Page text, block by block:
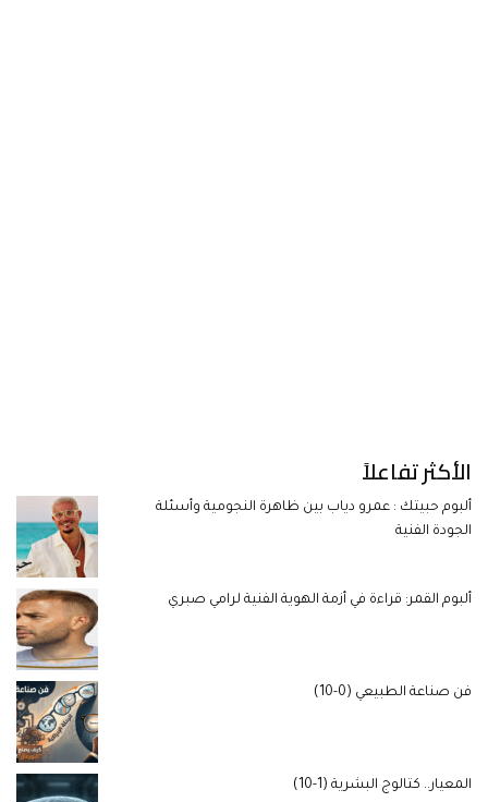
الأكثر تفاعلاً
ألبوم حبيتك : عمرو دياب بين ظاهرة النجومية وأسئلة
الجودة الفنية
ألبوم القمر: قراءة في أزمة الهوية الفنية لرامي صبري
فن صناعة الطبيعي (0-10)
المعيار.. كتالوج البشرية (1-10)